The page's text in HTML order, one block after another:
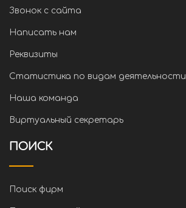
Звонок с сайта
Написать нам
Реквизиты
Статистика по видам деятельности
Наша команда
Виртуальный секретарь
ПОИСК
Поиск фирм